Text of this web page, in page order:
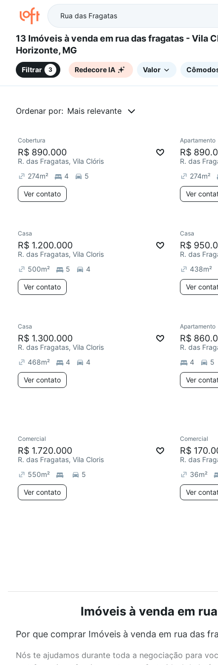
13 Imóveis à venda em rua das fragatas - Vila Cloris, Belo
Horizonte, MG
Filtrar 3 Redecore IA Valor
Ordenar por: Mais relevante
Redecorar
Cobertura
R$ 890.000
R. das Fragatas, Vila Clóris
274m² 4 5
Ver contato
Apartamento
R$
R. das
274m²
Ver
Casa
R$ 1.200.000
R. das Fragatas, Vila Cloris
500m² 5 4
Ver contato
Casa
R$
R. das
438m²
Ver
Casa
R$ 1.300.000
R. das Fragatas, Vila Cloris
468m² 4 4
Ver contato
Apartamento
R$
R. das
4
5
Ver
Comercial
R$ 1.720.000
R. das Fragatas, Vila Cloris
550m² 5
Ver contato
Comercial
R$
R. das
36m²
Ver
Imóveis à venda em
Por que comprar Imóveis à venda em rua das
Nós te ajudamos durante toda a negociação para